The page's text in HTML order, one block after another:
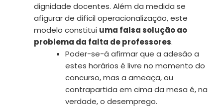
dignidade docentes. Além da medida se
afigurar de difícil operacionalização, este
modelo constitui uma falsa solução ao
problema da falta de professores.
Poder-se-á afirmar que a adesão a
estes horários é livre no momento do
concurso, mas a ameaça, ou
contrapartida em cima da mesa é, na
verdade, o desemprego.